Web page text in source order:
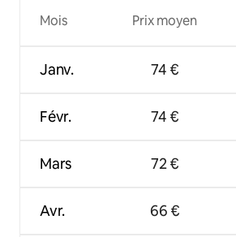
Mois
Janv.
Févr.
Mars
Avr.
Prix moyen
74 €
74 €
72 €
66 €